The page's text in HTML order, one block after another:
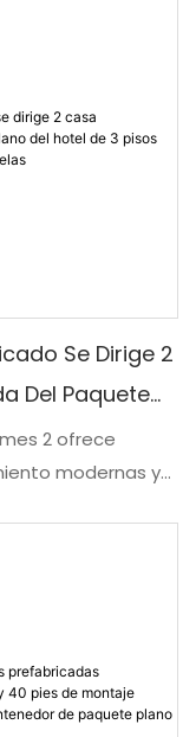
Se Dirige 2
Del Paquete
Pisos Con El
2 ofrece
modernas y
de vivienda